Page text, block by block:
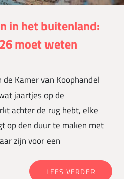
in het buitenland:
moet weten
Kamer van Koophandel
jaartjes op de
achter de rug hebt, elke
op den duur te maken met
zijn voor een
LEES VERDER